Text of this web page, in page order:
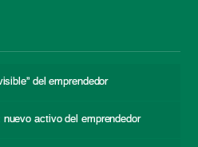
del emprendedor
activo del emprendedor